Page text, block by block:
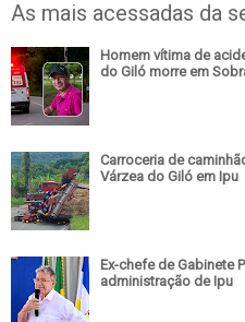
As mais acessadas da
Homem vítima de
do Giló morre em
Carroceria de
Várzea do Giló em Ipu
Ex-chefe de Gabinete
administração de Ipu